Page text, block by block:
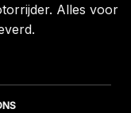
Alles voor